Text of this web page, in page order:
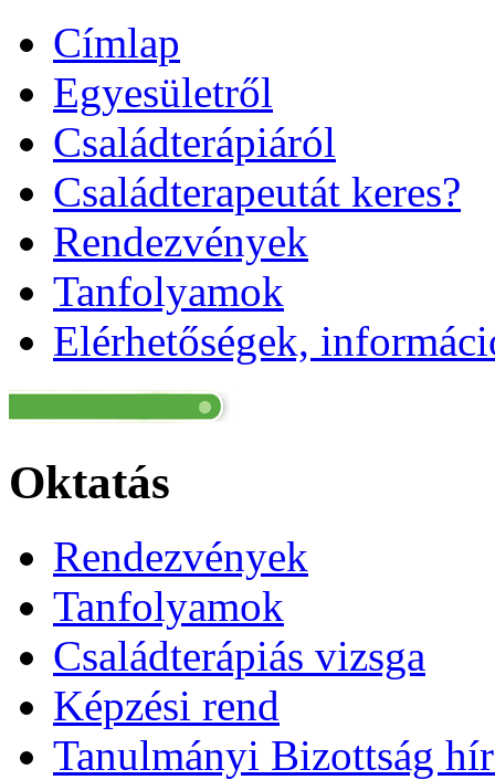
Címlap
Egyesületről
Családterápiáról
Családterapeutát keres?
Rendezvények
Tanfolyamok
Elérhetőségek,
Oktatás
Rendezvények
Tanfolyamok
Családterápiás vizsga
Képzési rend
Tanulmányi Bizottság